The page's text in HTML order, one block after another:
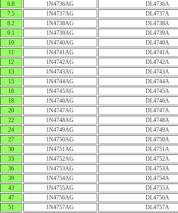
6.8
1N4736AG
DL4736A
7.5
1N4737AG
DL4737A
8.2
1N4738AG
DL4738A
9.1
1N4739AG
DL4739A
10
1N4740AG
DL4740A
11
1N4741AG
DL4741A
12
1N4742AG
DL4742A
13
1N4743AG
DL4743A
15
1N4744AG
DL4744A
16
1N4745AG
DL4745A
18
1N4746AG
DL4746A
20
1N4747AG
DL4747A
22
1N4748AG
DL4748A
24
1N4749AG
DL4749A
27
1N4750AG
DL4750A
30
1N4751AG
DL4751A
33
1N4752AG
DL4752A
36
1N4753AG
DL4753A
39
1N4754AG
DL4754A
43
1N4755AG
DL4755A
47
1N4756AG
DL4756A
51
1N4757AG DL4757A